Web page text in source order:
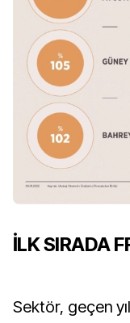
İLK SIRADA
Sektör, geçen